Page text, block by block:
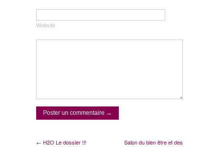
Website
← H2O Le dossier !!!
Salon du bien être et des